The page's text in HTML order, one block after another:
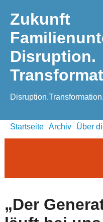
Zukunft
Disruption.
Startseite Archiv Über
„Der